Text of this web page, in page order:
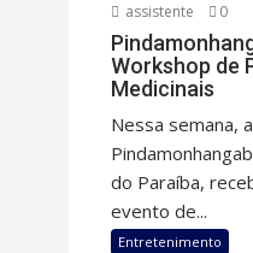
assistente
0
Workshop de
Medicinais
Nessa semana,
do Paraíba,
evento de...
Entretenimento